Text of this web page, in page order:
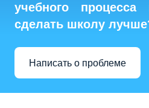
учебного
сделать школу
Написать о проблеме